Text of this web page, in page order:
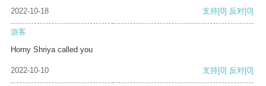
2022-10-18 支持[0] 反对[0]
游客
Horny Shriya called you
2022-10-10 支持[0] 反对[0]